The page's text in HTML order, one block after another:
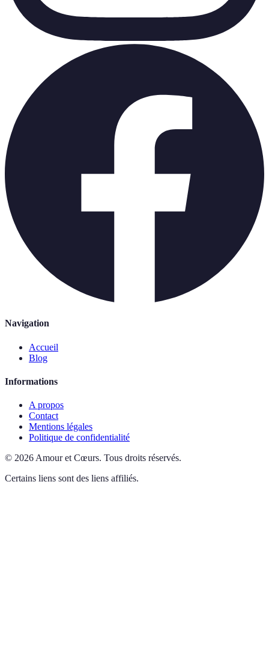
Navigation
Accueil
Blog
Informations
A propos
Contact
Mentions légales
Politique de confidentialité
© 2026 Amour et Cœurs. Tous droits réservés.
Certains liens sont des liens affiliés.